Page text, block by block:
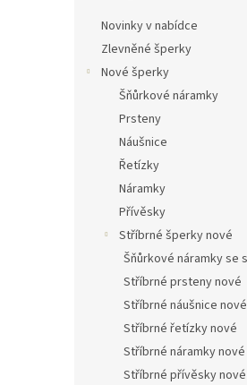
Novinky v nabídce
Zlevněné šperky
Nové šperky
Šňůrkové náramky
Prsteny
Náušnice
Řetízky
Náramky
Přívěsky
Stříbrné šperky nové
Šňůrkové náramky se
Stříbrné prsteny nové
Stříbrné náušnice nové
Stříbrné řetízky nové
Stříbrné náramky nové
Stříbrné přívěsky nové